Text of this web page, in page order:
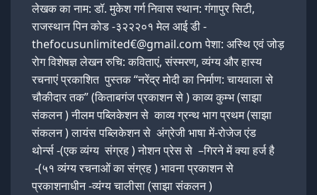
लेखक का नाम: डॉ. मुकेश गर्ग निवास स्थान: गंगापुर सिटी,
राजस्थान पिन कोड -३२२२०१ मेल आई डी -
thefocusunlimited€@gmail.com पेशा: अस्थि एवं जोड़
रोग विशेषज्ञ लेखन रुचि: कविताएं, संस्मरण, व्यंग्य और हास्य
रचनाएं प्रकाशित पुस्तक “नरेंद्र मोदी का निर्माण: चायवाला से
चौकीदार तक” (किताबगंज प्रकाशन से ) काव्य कुम्भ (साझा
संकलन ) नीलम पब्लिकेशन से काव्य ग्रन्थ भाग प्रथम (साझा
संकलन ) लायंस पब्लिकेशन से अंग्रेजी भाषा में-रोजेज एंड
थोर्न्स -(एक व्यंग्य संग्रह ) नोशन प्रेस से –गिरने में क्या हर्ज है
-(५१ व्यंग्य रचनाओं का संग्रह ) भावना प्रकाशन से
प्रकाशनाधीन -व्यंग्य चालीसा (साझा संकलन )